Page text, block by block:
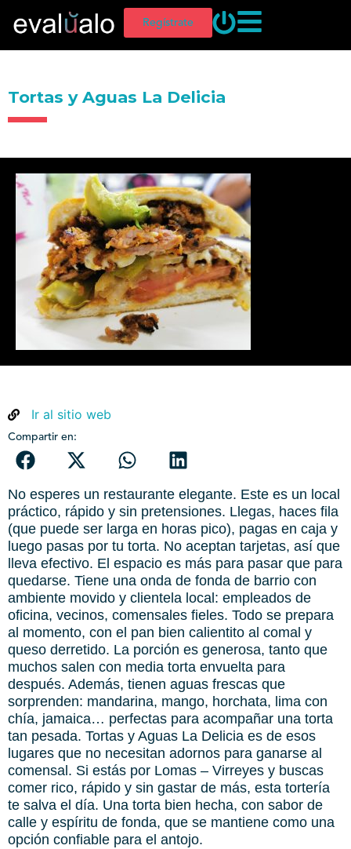
Regístrate
Tortas y Aguas La Delicia
Ir al sitio web
Compartir en:
No esperes un restaurante elegante. Este es un local
práctico, rápido y sin pretensiones. Llegas, haces fila
(que puede ser larga en horas pico), pagas en caja y
luego pasas por tu torta. No aceptan tarjetas, así que
lleva efectivo. El espacio es más para pasar que para
quedarse. Tiene una onda de fonda de barrio con
ambiente movido y clientela local: empleados de
oficina, vecinos, comensales fieles. Todo se prepara
al momento, con el pan bien calientito al comal y
queso derretido. La porción es generosa, tanto que
muchos salen con media torta envuelta para
después. Además, tienen aguas frescas que
sorprenden: mandarina, mango, horchata, lima con
chía, jamaica… perfectas para acompañar una torta
tan pesada. Tortas y Aguas La Delicia es de esos
lugares que no necesitan adornos para ganarse al
comensal. Si estás por Lomas – Virreyes y buscas
comer rico, rápido y sin gastar de más, esta tortería
te salva el día. Una torta bien hecha, con sabor de
calle y espíritu de fonda, que se mantiene como una
opción confiable para el antojo.